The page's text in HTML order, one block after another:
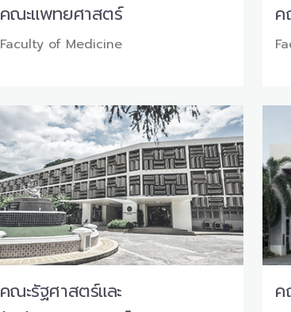
คณะแพทยศาสตร์
Faculty of Medicine
ค
คณะรัฐศาสตร์และ
ค